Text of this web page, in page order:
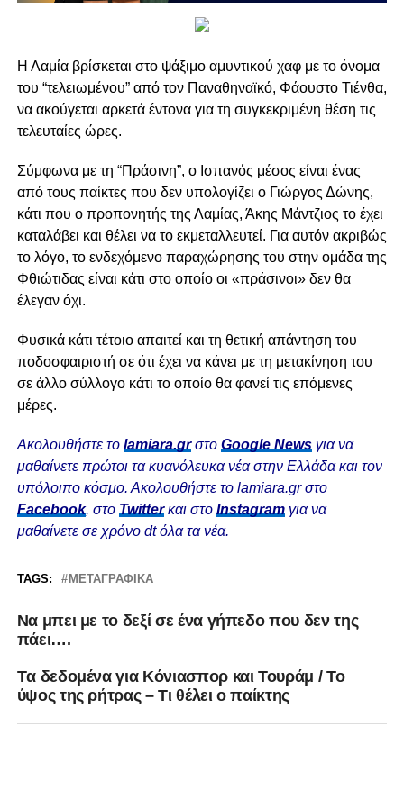
Η Λαμία βρίσκεται στο ψάξιμο αμυντικού χαφ με το όνομα
του “τελειωμένου” από τον Παναθηναϊκό, Φάουστο Τιένθα,
να ακούγεται αρκετά έντονα για τη συγκεκριμένη θέση τις
τελευταίες ώρες.
Σύμφωνα με τη “Πράσινη”, ο Ισπανός μέσος είναι ένας
από τους παίκτες που δεν υπολογίζει ο Γιώργος Δώνης,
κάτι που ο προπονητής της Λαμίας, Άκης Μάντζιος το έχει
καταλάβει και θέλει να το εκμεταλλευτεί. Για αυτόν ακριβώς
το λόγο, το ενδεχόμενο παραχώρησης του στην ομάδα της
Φθιώτιδας είναι κάτι στο οποίο οι «πράσινοι» δεν θα
έλεγαν όχι.
Φυσικά κάτι τέτοιο απαιτεί και τη θετική απάντηση του
ποδοσφαιριστή σε ότι έχει να κάνει με τη μετακίνηση του
σε άλλο σύλλογο κάτι το οποίο θα φανεί τις επόμενες
μέρες.
Ακολουθήστε το lamiara.grστο Google Newsγια να
μαθαίνετε πρώτοι τα κυανόλευκα νέα στην Ελλάδα και τον
υπόλοιπο κόσμο. Ακολουθήστε το lamiara.gr στο
Facebook, στο Twitterκαι στο Instagram για να
μαθαίνετε σε χρόνο dt όλα τα νέα.
TAGS: ΜΕΤΑΓΡΑΦΙΚΆ
Να μπει με το δεξί σε ένα γήπεδο που δεν της
πάει….
Tα δεδομένα για Κόνιασπορ και Τουράμ / Το
ύψος της ρήτρας – Τι θέλει ο παίκτης